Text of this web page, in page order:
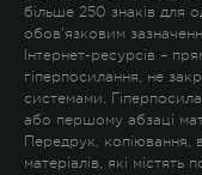
більше 250 знаків для
обов'язковим
Інтернет-ресурсів –
гіперпосилання, не
системами.
або першому абзаці
Передрук, копіювання,
матеріалів, які